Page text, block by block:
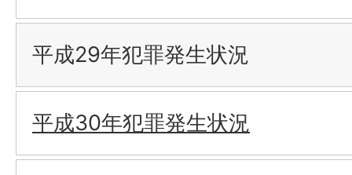
平成29年犯罪発生状況
平成30年犯罪発生状況